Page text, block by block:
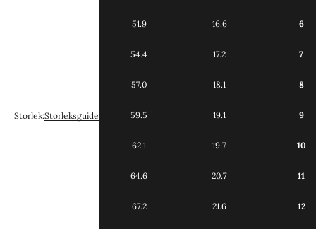
Storlek:Storleksguide
51.9 16.6 6
54.4 17.2 7
57.0 18.1 8
59.5 19.1 9
62.1 19.7 10
64.6 20.7 11
67.2 21.6 12